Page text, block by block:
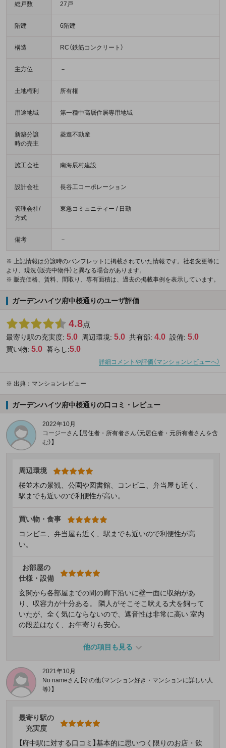
総戸数 27戸
階建 6階建
構造 RC（鉄筋コンクリート）
主方位 －
土地権利 所有権
用途地域 第一種中高層住居専用地域
新築分譲
時の売主
菱進不動産
施工会社 南海辰村建設
設計会社 長谷工コーポレーション
管理会社/
方式
東急コミュニティー / 日勤
備考 －
※ 上記情報は分譲時のパンフレットに掲載されていた情報です。社名変更等に
より、現況（販売中物件）と異なる場合があります。
※ 販売価格、賃料、間取り、専有面積は、過去の掲載事例を表示しています。
ガーデンハイツ府中桜通りのユーザ評価
4.8点
最寄り駅の充実度: 5.0 周辺環境: 5.0 共有部: 4.0 設備: 5.0
買い物: 5.0 暮らし:5.0
詳細コメントや評価（マンションレビューへ）
※ 出典：マンションレビュー
ガーデンハイツ府中桜通りの口コミ・レビュー
2022年10月
コージーさん【居住者・所有者さん（元居住者・元所有者さんを含
む）】
周辺環境
桜並木の景観、公園や図書館、コンビニ、弁当屋も近く、
駅までも近いので利便性が高い。
買い物・食事
コンビニ、弁当屋も近く、駅までも近いので利便性が高
い。
お部屋の
仕様・設備
玄関から各部屋までの間の廊下沿いに壁一面に収納があ
り、収容力が十分ある。 隣人がそこそこ吠える犬を飼って
いたが、全く気にならないので、遮音性は非常に高い 室内
の段差はなく、お年寄りも安心。
他の項目も見る
2021年10月
No nameさん【その他（マンション好き・マンションに詳しい人
等）】
最寄り駅の
充実度
【府中駅に対する口コミ】基本的に思いつく限りのお店・飲